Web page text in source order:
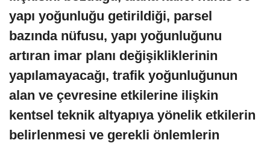
yapı yoğunluğu getirildiği, parsel
bazında nüfusu, yapı yoğunluğunu
artıran imar planı değişikliklerinin
yapılamayacağı, trafik yoğunluğunun
alan ve çevresine etkilerine ilişkin
kentsel teknik altyapıya yönelik etkilerin
belirlenmesi ve gerekli önlemlerin